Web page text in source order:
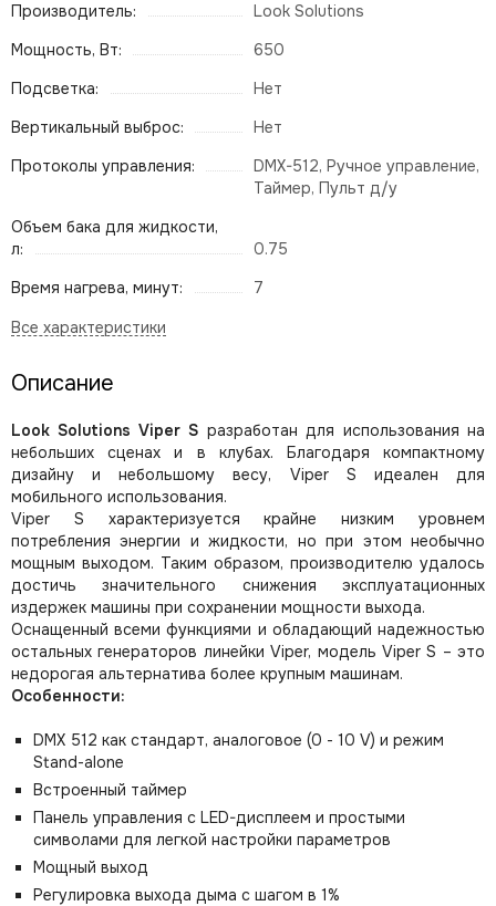
YODN
PROCAST Cable
CVGAUDIO
СТРОЙЦИРК
Производитель:
Look Solutions
Мощность, Вт:
650
Подсветка:
Нет
Вертикальный выброс:
Нет
Протоколы управления:
DMX-512, Ручное управление,
Таймер, Пульт д/у
Объем бака для жидкости,
л:
0.75
Время нагрева, минут:
7
Описание
Look Solutions Viper S разработан для использования на
небольших сценах и в клубах. Благодаря компактному
дизайну и небольшому весу, Viper S идеален для
мобильного использования.
Viper S характеризуется крайне низким уровнем
потребления энергии и жидкости, но при этом необычно
мощным выходом. Таким образом, производителю удалось
достичь значительного снижения эксплуатационных
издержек машины при сохранении мощности выхода.
Оснащенный всеми функциями и обладающий надежностью
остальных генераторов линейки Viper, модель Viper S – это
недорогая альтернатива более крупным машинам.
Особенности:
DMX 512 как стандарт, аналоговое (0 - 10 V) и режим
Stand-alone
Встроенный таймер
Панель управления с LED-дисплеем и простыми
символами для легкой настройки параметров
Мощный выход
Регулировка выхода дыма с шагом в 1%